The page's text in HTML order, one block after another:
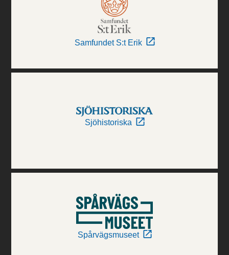
Samfundet S:t Erik
Sjöhistoriska
Spårvägsmuseet